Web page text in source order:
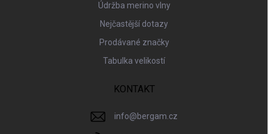
Údržba merino vlny
Nejčastější dotazy
Prodávané značky
Tabulka velikostí
KONTAKT
info@bergam.cz